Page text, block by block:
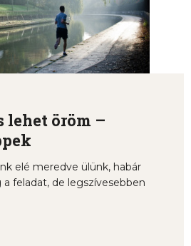
lehet öröm –
elé meredve ülünk, habár
feladat, de legszívesebben